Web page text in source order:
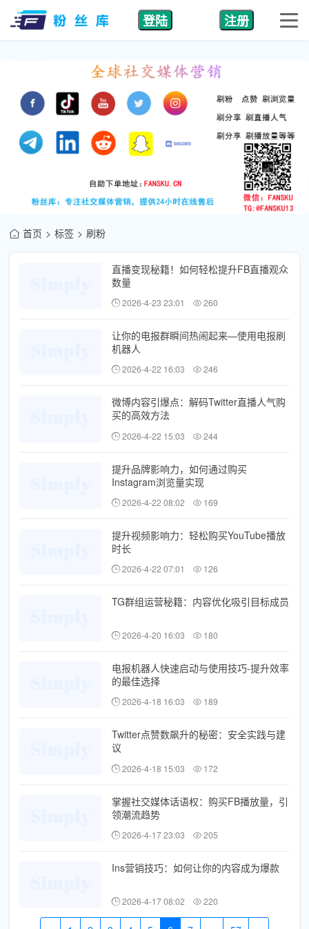
登陆 注册
首页 标签 刷粉
直播变现秘籍！如何轻松提升FB直播观众
数量
2026-4-23 23:01 260
让你的电报群瞬间热闹起来—使用电报刷
机器人
2026-4-22 16:03 246
微博内容引爆点：解码Twitter直播人气购
买的高效方法
2026-4-22 15:03 244
提升品牌影响力，如何通过购买
Instagram浏览量实现
2026-4-22 08:02 169
提升视频影响力：轻松购买YouTube播放
时长
2026-4-22 07:01 126
TG群组运营秘籍：内容优化吸引目标成员
2026-4-20 16:03 180
电报机器人快速启动与使用技巧-提升效率
的最佳选择
2026-4-18 16:03 189
Twitter点赞数飙升的秘密：安全实践与建
议
2026-4-18 15:03 172
掌握社交媒体话语权：购买FB播放量，引
领潮流趋势
2026-4-17 23:03 205
Ins营销技巧：如何让你的内容成为爆款
2026-4-17 08:02 220